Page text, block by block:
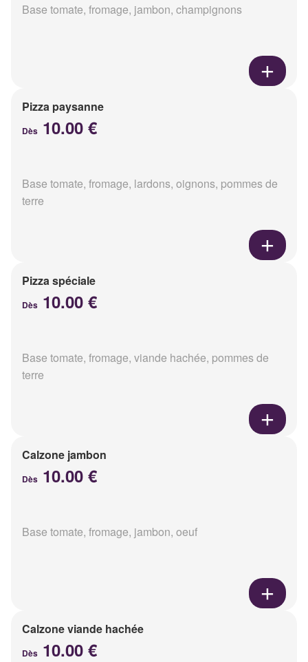
Base tomate, fromage, jambon, champignons
Pizza paysanne
Dès 10.00 €
Base tomate, fromage, lardons, oignons, pommes de
terre
Pizza spéciale
Dès 10.00 €
Base tomate, fromage, viande hachée, pommes de
terre
Calzone jambon
Dès 10.00 €
Base tomate, fromage, jambon, oeuf
Calzone viande hachée
Dès 10.00 €